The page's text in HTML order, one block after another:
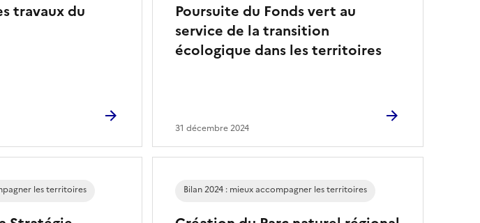
travaux du
Poursuite du Fonds vert au
service de la transition
écologique dans les territoires
31 décembre 2024
les territoires Bilan 2024 : mieux accompagner les territoires